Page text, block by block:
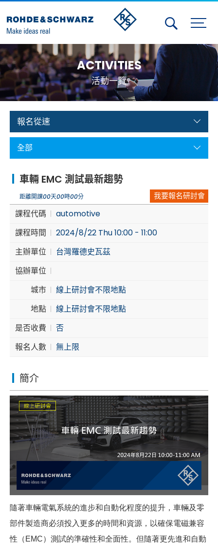
Activities
Contact Us
Member
Calendar
Member Login
Aerospace | Defense | Security
Broadcast and Media
Cybersecurity
ACTIVITIES
活動一覽
報名從速
全部
車輛 EMC 測試最新趨勢
距離開課00天00時00分 我要報名研討會
課程代碼
automotive
課程時間
2024/8/22 Thu 10:00 - 11:00
主辦單位
台灣羅德史瓦茲
協辦單位
城市
線上研討會不限地點
地點
線上研討會不限地點
是否收費
否
報名人數
無上限
簡介
隨著車輛電氣系統的進步和自動化程度的提升，車輛及零
部件製造商必須投入更多的時間和資源，以確保電磁兼容
性（EMC）測試的準確性和全面性。但隨著更先進和自動